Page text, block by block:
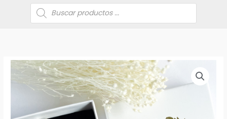
Búsqueda
de
productos
Collar
EVA
cantidad